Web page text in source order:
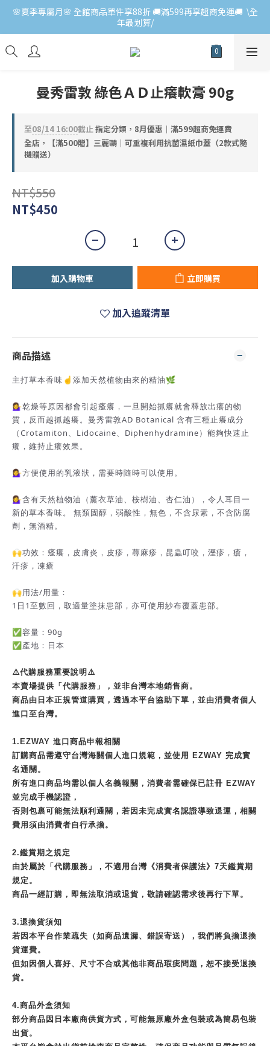
🌸夏季專屬月🌸 全館商品單件享88折 🚚滿599再享超商免運🚚  \全
年最划算/
曼秀雷敦 綠色ＡＤ止癢軟膏 90g
至08/14 16:00截止指定分類，8月優惠｜滿599超商免運費
全店，【滿500贈】三麗鷗｜可重複利用抗菌濕紙巾蓋（2款式隨
機贈送）
NT$550
NT$450
加入購物車 立即購買
加入追蹤清單
商品描述
主打草本香味☝️添加天然植物由來的精油🌿
💁‍♀️乾燥等原因都會引起瘙癢，一旦開始抓癢就會釋放出癢的物
質，反而越抓越癢。曼秀雷敦AD Botanical 含有三種止癢成分
（Crotamiton、Lidocaine、Diphenhydramine）能夠快速止
癢，維持止癢效果。
💁‍♀️方便使用的乳液狀，需要時隨時可以使用。
💁‍♀️含有天然植物油（薰衣草油、桉樹油、杏仁油），令人耳目一
新的草本香味。 無類固醇，弱酸性，無色，不含尿素，不含防腐
劑，無酒精。
🙌功效：瘙癢，皮膚炎，皮疹，蕁麻疹，昆蟲叮咬，溼疹，瘡，
汗疹，凍瘡
🙌用法/用量：
1日1至數回，取適量塗抹患部，亦可使用紗布覆蓋患部。
✅容量：90g
✅產地：日本
⚠️代購服務重要說明⚠️
本賣場提供「代購服務」，並非台灣本地銷售商。
商品由日本正規管道購買，透過本平台協助下單，並由消費者個人
進口至台灣。
1.EZWAY 進口商品申報相關
訂購商品需遵守台灣海關個人進口規範，並使用 EZWAY 完成實
名通關。
所有進口商品均需以個人名義報關，消費者需確保已註冊 EZWAY
並完成手機認證，
否則包裹可能無法順利通關，若因未完成實名認證導致退運，相關
費用須由消費者自行承擔。
2.鑑賞期之規定
由於屬於「代購服務」，不適用台灣《消費者保護法》7天鑑賞期
規定。
商品一經訂購，即無法取消或退貨，敬請確認需求後再行下單。
3.退換貨須知
若因本平台作業疏失（如商品遺漏、錯誤寄送），我們將負擔退換
貨運費。
但如因個人喜好、尺寸不合或其他非商品瑕疵問題，恕不接受退換
貨。
4.商品外盒須知
部分商品因日本廠商供貨方式，可能無原廠外盒包裝或為簡易包裝
出貨。